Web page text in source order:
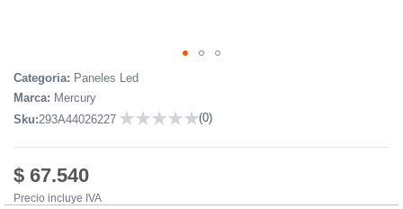
Skip
to
of
the
images
gallery
Categoria: Paneles Led
Marca: Mercury
Sku:293A44026227
(0)
$ 67.540
Precio incluye IVA